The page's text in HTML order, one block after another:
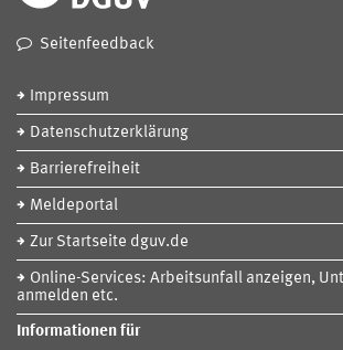
Seitenfeedback
Impressum
Datenschutzerklärung
Barrierefreiheit
Meldeportal
Zur Startseite dguv.de
Online-Services: Arbeitsunfall anzeigen,
anmelden etc.
Informationen für